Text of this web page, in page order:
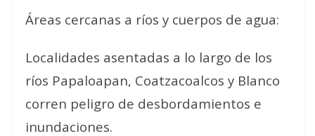
Áreas cercanas a ríos y cuerpos de agua:
Localidades asentadas a lo largo de los
ríos Papaloapan, Coatzacoalcos y Blanco
corren peligro de desbordamientos e
inundaciones.